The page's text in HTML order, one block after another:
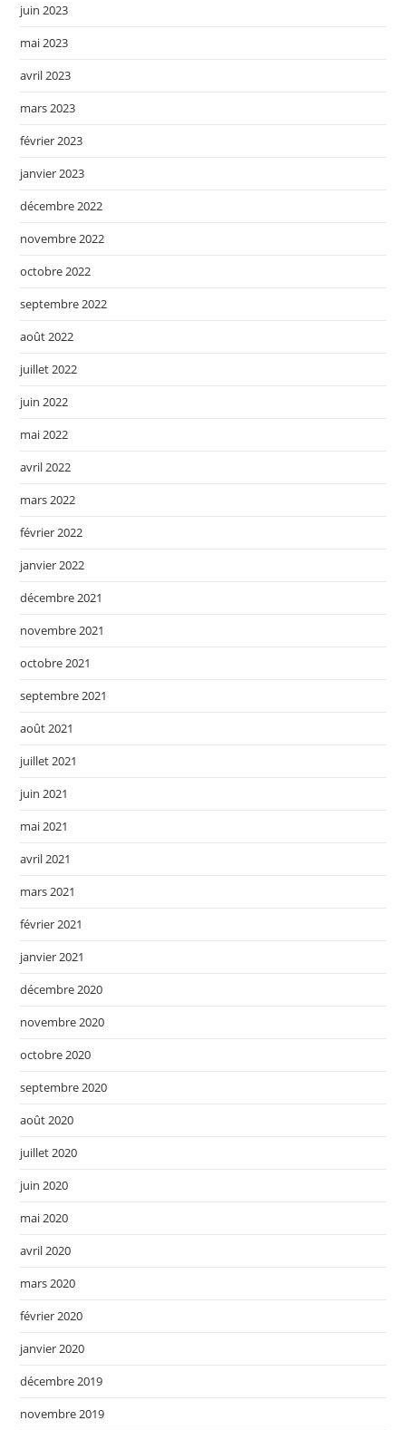
juin 2023
mai 2023
avril 2023
mars 2023
février 2023
janvier 2023
décembre 2022
novembre 2022
octobre 2022
septembre 2022
août 2022
juillet 2022
juin 2022
mai 2022
avril 2022
mars 2022
février 2022
janvier 2022
décembre 2021
novembre 2021
octobre 2021
septembre 2021
août 2021
juillet 2021
juin 2021
mai 2021
avril 2021
mars 2021
février 2021
janvier 2021
décembre 2020
novembre 2020
octobre 2020
septembre 2020
août 2020
juillet 2020
juin 2020
mai 2020
avril 2020
mars 2020
février 2020
janvier 2020
décembre 2019
novembre 2019